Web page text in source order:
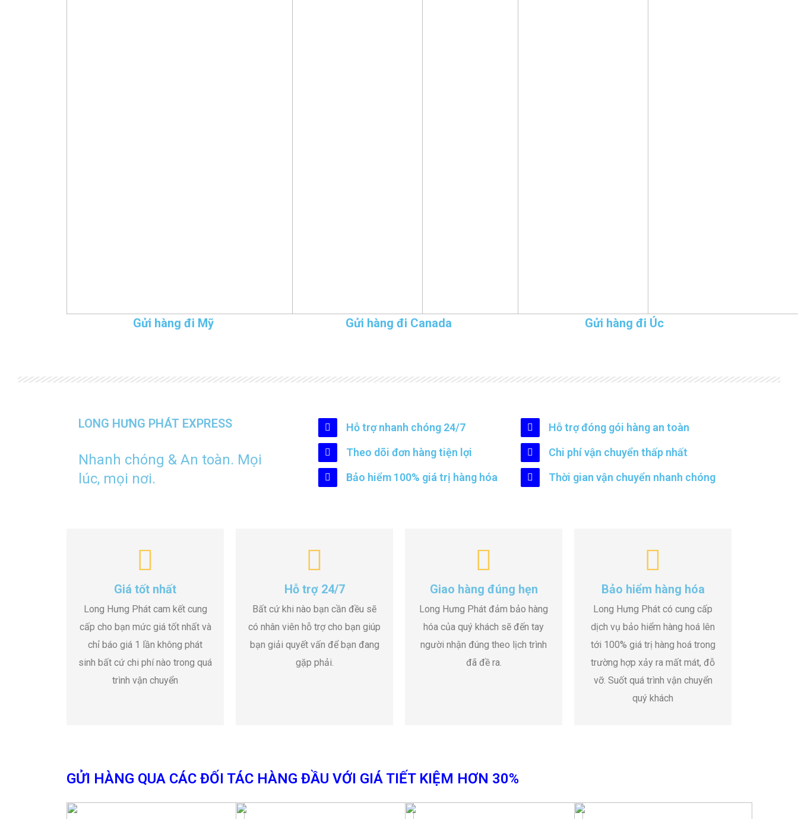
Gửi hàng đi Mỹ Gửi hàng đi Canada Gửi hàng đi Úc
LONG HƯNG PHÁT EXPRESS
Nhanh chóng & An toàn. Mọi
lúc, mọi nơi.
Hỗ trợ nhanh chóng 24/7
Hỗ trợ đóng gói hàng an toàn
Theo dõi đơn hàng tiện lợi
Chi phí vận chuyển thấp nhất
Bảo hiểm 100% giá trị hàng hóa
Thời gian vận chuyển nhanh chóng
Giá tốt nhất
Long Hưng Phát cam kết cung
cấp cho bạn mức giá tốt nhất và
chỉ báo giá 1 lần không phát
sinh bất cứ chi phí nào trong quá
trình vận chuyển
Hỗ trợ 24/7
Bất cứ khi nào bạn cần đều sẽ
có nhân viên hỗ trợ cho bạn giúp
bạn giải quyết vấn để bạn đang
gặp phải.
Giao hàng đúng hẹn
Long Hưng Phát đảm bảo hàng
hóa của quý khách sẽ đến tay
người nhận đúng theo lịch trình
đã đề ra.
Bảo hiểm hàng hóa
Long Hưng Phát có cung cấp
dịch vụ bảo hiểm hàng hoá lên
tới 100% giá trị hàng hoá trong
trường hợp xảy ra mất mát, đỗ
vỡ. Suốt quá trình vận chuyển
quý khách
GỬI HÀNG QUA CÁC ĐỐI TÁC HÀNG ĐẦU VỚI GIÁ TIẾT KIỆM HƠN 30%